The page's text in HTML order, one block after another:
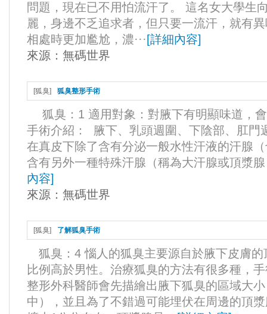
問題，現在已不用怕流汗了。 這名女大學生
麗，身邊不乏追求者，但只要一流汗，就有
相處時更加尷尬，濃··· [詳細內容]
來源： 無碼世界
[狐臭] 狐臭整形手術
狐臭：1 適用對象：對腋下有明顯味道，
手術介紹： 腋下、乳頭週圍、下陰部、肛門
在真皮下除了含有分泌一般水性汗液的汗腺
含有另外一種特殊汗腺（稱為大汗腺或頂漿腺
內容]
來源： 無碼世界
[狐臭] 了解狐臭手術
狐臭：4 惱人的狐臭主要源自於腋下皮膚
比例高於男性。治療狐臭的方法有很多種，
整形外科醫師會先描繪出腋下狐臭的區域大
中），並且為了不錯過可能埋伏在周邊的頂